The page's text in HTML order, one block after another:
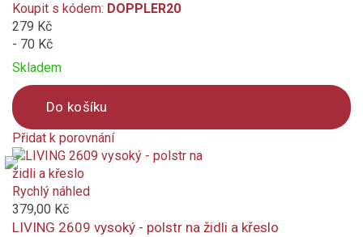
bavlněná směsová tkanina
Záruka
3 roky
Vlastnosti a funkce
Impregnace proti skvrnám a špíně
Provedení se zipem
Koupit s kódem: DOPPLER20
279 Kč
- 70 Kč
Skladem
Do košíku
Přidat k porovnání
Product
is
added
to
compare
Rychlý náhled
379,00 Kč
LIVING 2609 vysoký - polstr na židli a křeslo